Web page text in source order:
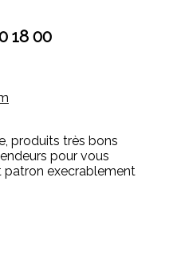
18 00
produits très bons
pour vous
execrablement